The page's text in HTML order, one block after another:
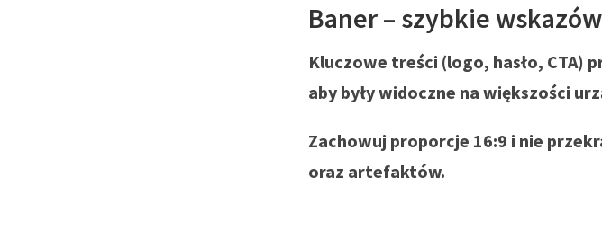
Baner – szybkie
Kluczowe treści (logo, hasło, CTA)
aby były widoczne na większości
Zachowuj proporcje 16:9 i nie
oraz artefaktów.